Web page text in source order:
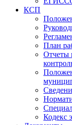
КСП
План
Отчеты
Кодекс